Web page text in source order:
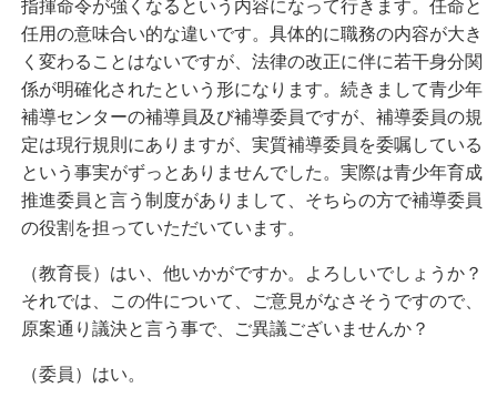
指揮命令が強くなるという内容になって行きます。任命と
任用の意味合い的な違いです。具体的に職務の内容が大き
く変わることはないですが、法律の改正に伴に若干身分関
係が明確化されたという形になります。続きまして青少年
補導センターの補導員及び補導委員ですが、補導委員の規
定は現行規則にありますが、実質補導委員を委嘱している
という事実がずっとありませんでした。実際は青少年育成
推進委員と言う制度がありまして、そちらの方で補導委員
の役割を担っていただいています。
（教育長）はい、他いかがですか。よろしいでしょうか？
それでは、この件について、ご意見がなさそうですので、
原案通り議決と言う事で、ご異議ございませんか？
（委員）はい。